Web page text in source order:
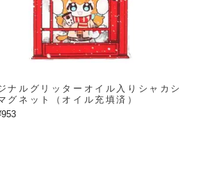
ナルグリッターオイル入りシャカシ
グネット（オイル充填済）